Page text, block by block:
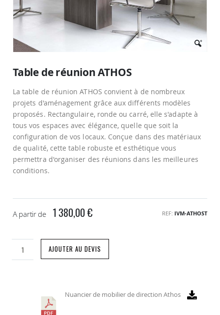
début
la
Galerie
d’images
Table de réunion ATHOS
La table de réunion ATHOS convient à de nombreux
projets d'aménagement grâce aux différents modèles
proposés. Rectangulaire, ronde ou carré, elle s'adapte à
tous vos espaces avec élégance, quelle que soit la
configuration de vos locaux. Conçue dans des matériaux
de qualité, cette table robuste et esthétique vous
permettra d'organiser des réunions dans les meilleures
conditions.
A partir de 1 380,00 € REF IVM-ATHOST
AJOUTER AU DEVIS
Nuancier de mobilier de direction Athos